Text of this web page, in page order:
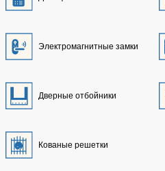
Электромагнитные замки
Дверные отбойники
Кованые решетки